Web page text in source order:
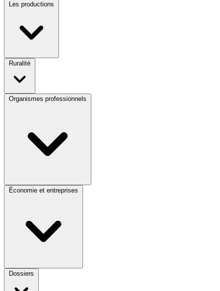
Les productions
Ruralité
Organismes professionnels
Économie et entreprises
Dossiers